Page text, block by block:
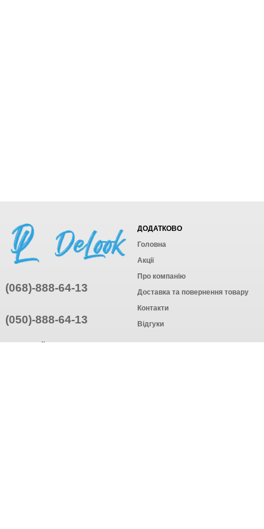
(068)-888-64-13
(050)-888-64-13
ДОДАТКОВО
Головна
Акції
Про компанію
Доставка та повернення товару
Контакти
Відгуки